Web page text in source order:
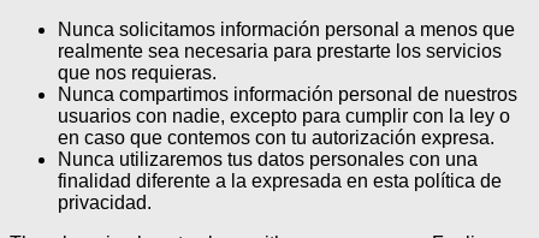
Nunca solicitamos información personal a menos que
realmente sea necesaria para prestarte los servicios
que nos requieras.
Nunca compartimos información personal de nuestros
usuarios con nadie, excepto para cumplir con la ley o
en caso que contemos con tu autorización expresa.
Nunca utilizaremos tus datos personales con una
finalidad diferente a la expresada en esta política de
privacidad.